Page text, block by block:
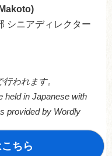
シニアディレクター
われます。
held in Japanese with
provided by Wordly
ちら